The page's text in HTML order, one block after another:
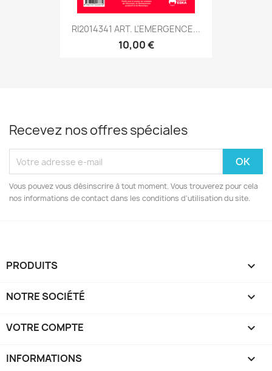
RI2014341 ART. L'EMERGENCE...
10,00 €
Recevez nos offres spéciales
Vous pouvez vous désinscrire à tout moment. Vous trouverez pour cela
nos informations de contact dans les conditions d'utilisation du site.
PRODUITS 
NOTRE SOCIÉTÉ 
VOTRE COMPTE 
INFORMATIONS keyboard_arrow_down